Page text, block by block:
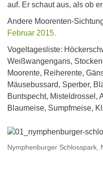
auf. Er schaut aus, als ob
Andere Moorenten-
Februar 2015.
Vogeltagesliste:
Weißwangengans,
Moorente, Reiherente,
Mäusebussard, Sperber,
Buntspecht, Misteldrossel,
Blaumeise, Sumpfmeise,
Nymphenburger Schlosspark,